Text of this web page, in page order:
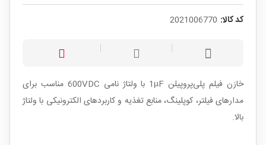
کد کالا: 2021006770
خازن فیلم پلی‌پروپیلن 1µF با ولتاژ نامی 600VDC مناسب برای
مدارهای فیلتر، کوپلینگ، منابع تغذیه و کاربردهای الکترونیکی با ولتاژ
بالا.